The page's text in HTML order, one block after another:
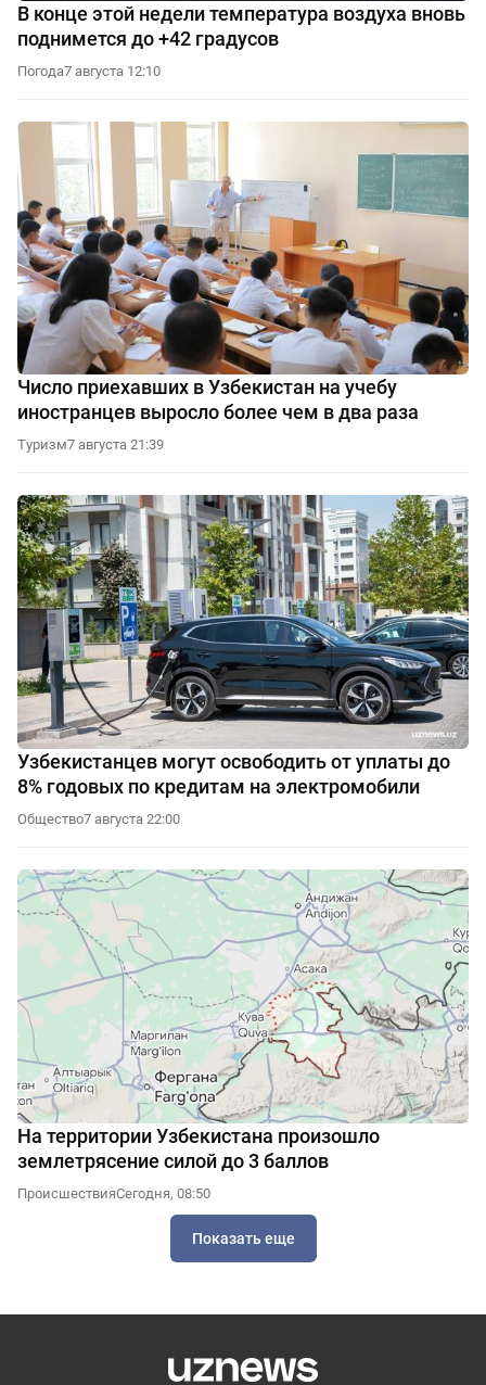
В конце этой недели температура воздуха вновь
поднимется до +42 градусов
Погода7 августа 12:10
Число приехавших в Узбекистан на учебу
иностранцев выросло более чем в два раза
Туризм7 августа 21:39
Узбекистанцев могут освободить от уплаты до
8% годовых по кредитам на электромобили
Общество7 августа 22:00
На территории Узбекистана произошло
землетрясение силой до 3 баллов
ПроисшествияСегодня, 08:50
Показать еще